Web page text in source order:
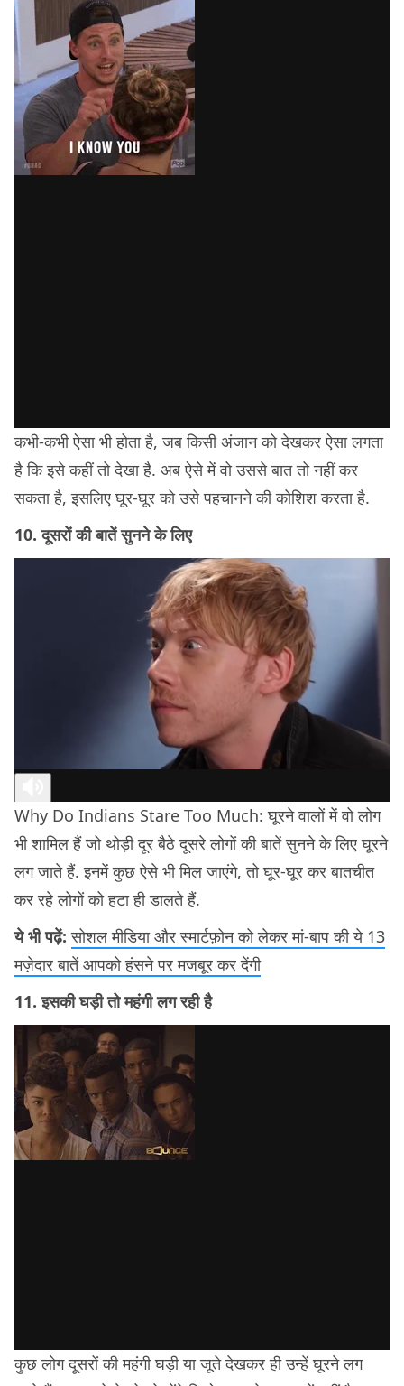
कभी-कभी ऐसा भी होता है, जब किसी अंजान को देखकर ऐसा लगता
है कि इसे कहीं तो देखा है. अब ऐसे में वो उससे बात तो नहीं कर
सकता है, इसलिए घूर-घूर को उसे पहचानने की कोशिश करता है.
10. दूसरों की बातें सुनने के लिए
Why Do Indians Stare Too Much: घूरने वालों में वो लोग
भी शामिल हैं जो थोड़ी दूर बैठे दूसरे लोगों की बातें सुनने के लिए घूरने
लग जाते हैं. इनमें कुछ ऐसे भी मिल जाएंगे, तो घूर-घूर कर बातचीत
कर रहे लोगों को हटा ही डालते हैं.
ये भी पढ़ें: सोशल मीडिया और स्मार्टफ़ोन को लेकर मां-बाप की ये 13
मज़ेदार बातें आपको हंसने पर मजबूर कर देंगी
11. इसकी घड़ी तो महंगी लग रही है
कुछ लोग दूसरों की महंगी घड़ी या जूते देखकर ही उन्हें घूरने लग